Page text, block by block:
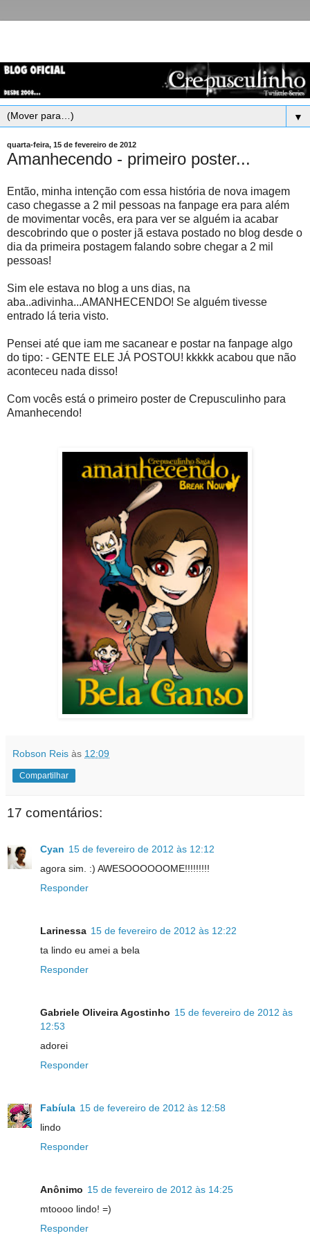
▼
quarta-feira, 15 de fevereiro de 2012
Amanhecendo - primeiro poster...
Então, minha intenção com essa história de nova imagem
caso chegasse a 2 mil pessoas na fanpage era para além
de movimentar vocês, era para ver se alguém ia acabar
descobrindo que o poster jã estava postado no blog desde o
dia da primeira postagem falando sobre chegar a 2 mil
pessoas!
Sim ele estava no blog a uns dias, na
aba..adivinha...AMANHECENDO! Se alguém tivesse
entrado lá teria visto.
Pensei até que iam me sacanear e postar na fanpage algo
do tipo: - GENTE ELE JÁ POSTOU! kkkkk acabou que não
aconteceu nada disso!
Com vocês está o primeiro poster de Crepusculinho para
Amanhecendo!
Robson Reis às 12:09
Compartilhar
17 comentários:
Cyan 15 de fevereiro de 2012 às 12:12
agora sim. :) AWESOOOOOOME!!!!!!!!!
Responder
Larinessa 15 de fevereiro de 2012 às 12:22
ta lindo eu amei a bela
Responder
Gabriele Oliveira Agostinho 15 de fevereiro de 2012 às
12:53
adorei
Responder
Fabíula 15 de fevereiro de 2012 às 12:58
lindo
Responder
Anônimo 15 de fevereiro de 2012 às 14:25
mtoooo lindo! =)
Responder